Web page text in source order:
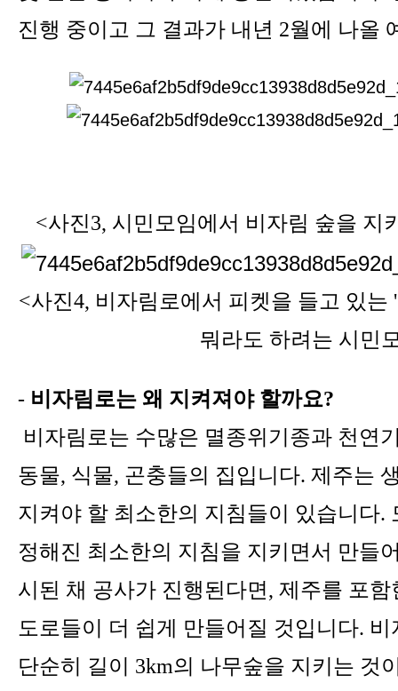
진행 중이고 그 결과가 내년 2월에 나올
<사진3, 시민모임에서 비자림 숲을 지
<사진4, 비자림로에서 피켓을 들고 있
뭐라도 하려는 시민
- 비자림로는 왜 지켜져야 할까요?
비자림로는 수많은 멸종위기종과 천연
동물, 식물, 곤충들의 집입니다. 제주는
지켜야 할 최소한의 지침들이 있습니다.
정해진 최소한의 지침을 지키면서 만들
시된 채 공사가 진행된다면, 제주를 포함
도로들이 더 쉽게 만들어질 것입니다. 비
단순히 길이 3km의 나무숲을 지키는 것